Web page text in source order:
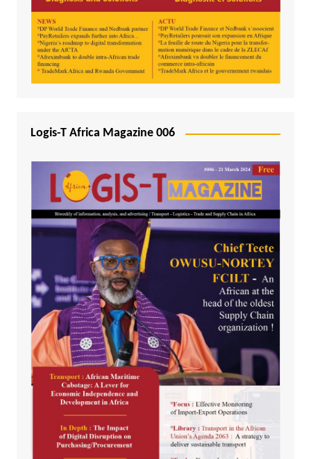
Logis-T Africa Magazine 006